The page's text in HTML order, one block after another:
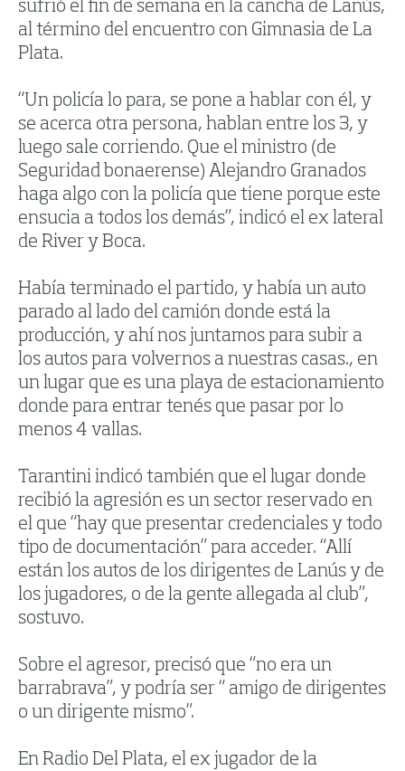
sufrió el fin de semana en la cancha de Lanús,
al término del encuentro con Gimnasia de La
Plata.
“Un policía lo para, se pone a hablar con él, y
se acerca otra persona, hablan entre los 3, y
luego sale corriendo. Que el ministro (de
Seguridad bonaerense) Alejandro Granados
haga algo con la policía que tiene porque este
ensucia a todos los demás”, indicó el ex lateral
de River y Boca.
Había terminado el partido, y había un auto
parado al lado del camión donde está la
producción, y ahí nos juntamos para subir a
los autos para volvernos a nuestras casas., en
un lugar que es una playa de estacionamiento
donde para entrar tenés que pasar por lo
menos 4 vallas.
Tarantini indicó también que el lugar donde
recibió la agresión es un sector reservado en
el que “hay que presentar credenciales y todo
tipo de documentación” para acceder. “Allí
están los autos de los dirigentes de Lanús y de
los jugadores, o de la gente allegada al club”,
sostuvo.
Sobre el agresor, precisó que “no era un
barrabrava”, y podría ser “ amigo de dirigentes
o un dirigente mismo”.
En Radio Del Plata, el ex jugador de la